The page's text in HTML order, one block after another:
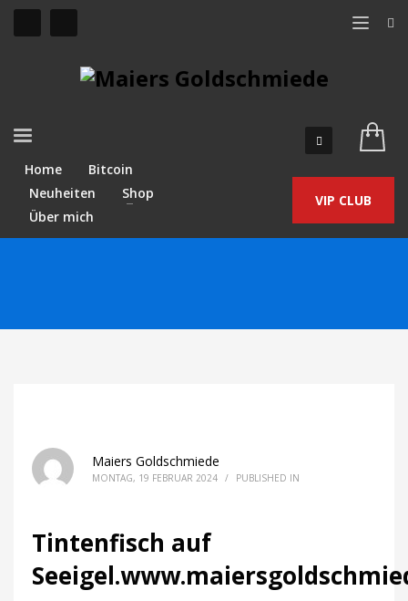
Home
Bitcoin
Neuheiten
Shop
Über mich
VIP CLUB
Maiers Goldschmiede
MONTAG, 19 FEBRUAR 2024 / PUBLISHED IN
Tintenfisch auf